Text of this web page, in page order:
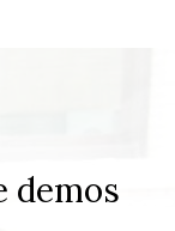
demos